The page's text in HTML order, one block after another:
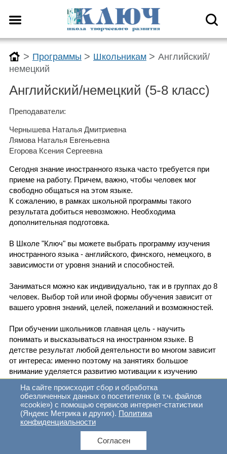
> Программы > Школьникам > Английский/
немецкий
Английский/немецкий (5-8 класс)
Преподаватели:
Чернышева Наталья Дмитриевна
Лямова Наталья Евгеньевна
Егорова Ксения Сергеевна
Сегодня знание иностранного языка часто требуется при
приеме на работу. Причем, важно, чтобы человек мог
свободно общаться на этом языке.
К сожалению, в рамках школьной программы такого
результата добиться невозможно. Необходима
дополнительная подготовка.
В Школе "Ключ" вы можете выбрать программу изучения
иностранного языка - английского, финского, немецкого, в
зависимости от уровня знаний и способностей.
Заниматься можно как индивидуально, так и в группах до 8
человек. Выбор той или иной формы обучения зависит от
вашего уровня знаний, целей, пожеланий и возможностей.
При обучении школьников главная цель - научить
понимать и высказываться на иностранном языке. В
детстве результат любой деятельности во многом зависит
от интереса: именно поэтому на занятиях большое
внимание уделяется развитию мотивации к изучению
языка, что в дальнейшем поможет изучать и
совершенствовать язык самостоятельно.
На занятиях педагоги используют методы, помогающие
сделать процесс обучения разнообразным и
На сайте происходит сбор и обработка
обезличенных данных о посетителях (в т.ч. файлов
«cookie») с помощью сервисов интернет-статистики
(Яндекс Метрика и других). Политика
конфиденциальности
Согласен